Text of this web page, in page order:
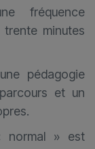
fréquence
minutes
pédagogie
et un
normal » est